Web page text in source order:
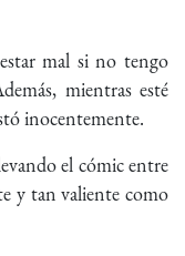
mal si no tengo
mientras esté
inocentemente.
el cómic entre
y tan valiente como